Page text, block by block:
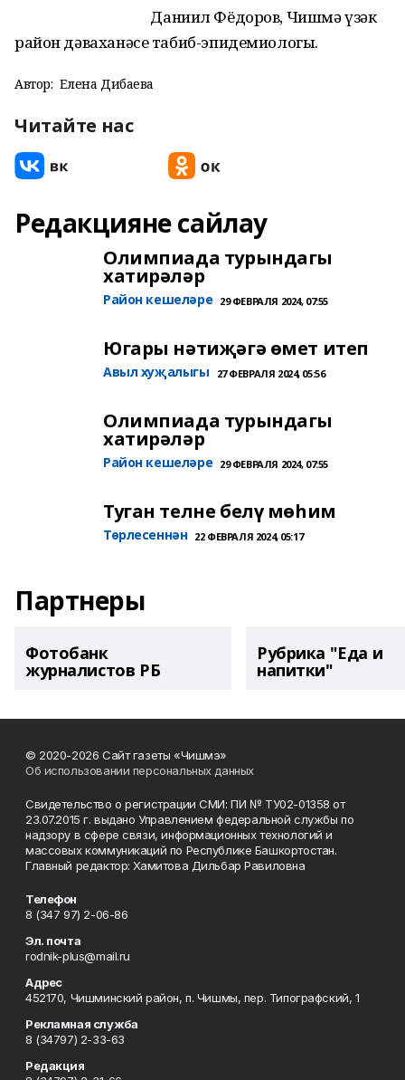
Даниил Фёдоров, Чишмә үзәк
район дәваханәсе табиб-эпидемиологы.
Автор: Елена Дибаева
Читайте нас
Редакцияне сайлау
Олимпиада турындагы
хатирәләр
Район кешеләре 29 ФЕВРАЛЯ 2024, 07:55
Югары нәтиҗәгә өмет итеп
Авыл хуҗалыгы 27 ФЕВРАЛЯ 2024, 05:56
Олимпиада турындагы
хатирәләр
Район кешеләре 29 ФЕВРАЛЯ 2024, 07:55
Туган телне белү мөһим
Төрлесеннән 22 ФЕВРАЛЯ 2024, 05:17
Партнеры
Фотобанк
журналистов РБ
Рубрика "Еда и
напитки"
© 2020-2026 Сайт газеты «Чишмэ»
Об использовании персональных данных
Свидетельство о регистрации СМИ: ПИ № ТУ02-01358 от
23.07.2015 г. выдано Управлением федеральной службы по
надзору в сфере связи, информационных технологий и
массовых коммуникаций по Республике Башкортостан.
Главный редактор: Хамитова Дильбар Равиловна
Телефон
8 (347 97) 2-06-86
Эл. почта
rodnik-plus@mail.ru
Адрес
452170, Чишминский район, п. Чишмы, пер. Типографский, 1
Рекламная служба
8 (34797) 2-33-63
Редакция